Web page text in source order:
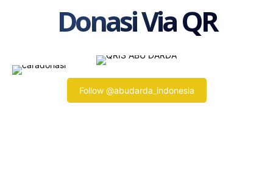
Donasi Via QR
Follow @abudarda_indonesia